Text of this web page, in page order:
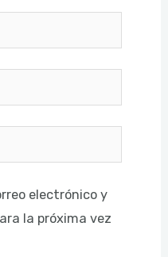
electrónico y
la próxima vez